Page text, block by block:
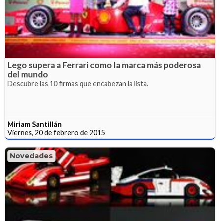
Lego supera a Ferrari como la marca más poderosa
del mundo
Descubre las 10 firmas que encabezan la lista.
Miriam Santillán
Viernes, 20 de febrero de 2015
Novedades